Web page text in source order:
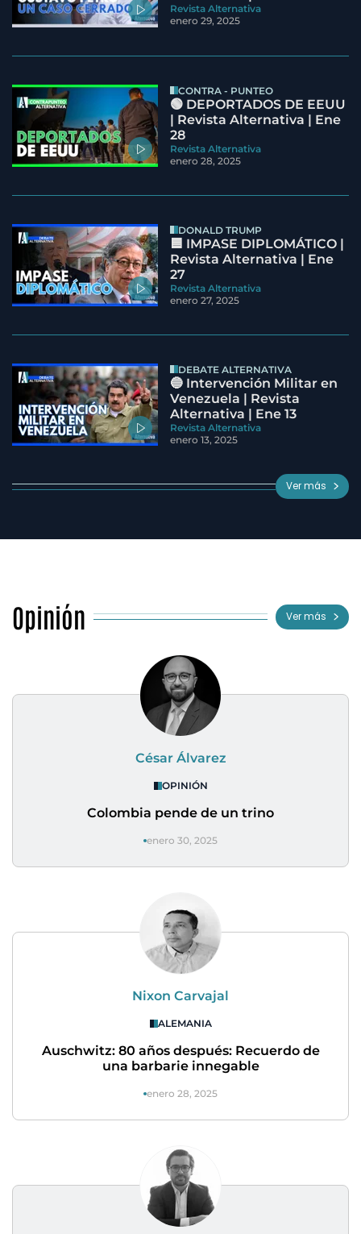
Revista Alternativa
enero 29, 2025
CONTRA - PUNTEO
🟢 DEPORTADOS DE EEUU
| Revista Alternativa | Ene
28
Revista Alternativa
enero 28, 2025
DONALD TRUMP
🟦 IMPASE DIPLOMÁTICO |
Revista Alternativa | Ene
27
Revista Alternativa
enero 27, 2025
DEBATE ALTERNATIVA
🔵 Intervención Militar en
Venezuela | Revista
Alternativa | Ene 13
Revista Alternativa
enero 13, 2025
Ver más
Opinión Ver más
César Álvarez
OPINIÓN
Colombia pende de un trino
enero 30, 2025
Nixon Carvajal
ALEMANIA
Auschwitz: 80 años después: Recuerdo de
una barbarie innegable
enero 28, 2025